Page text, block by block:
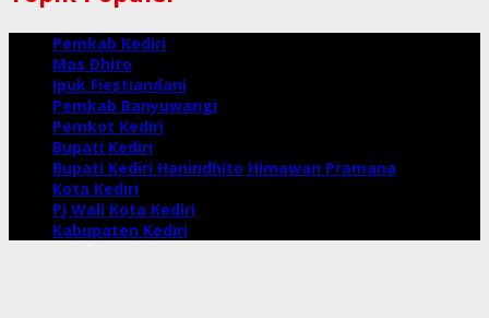
Pemkab Kediri
Mas Dhito
Ipuk Fiestiandani
Pemkab Banyuwangi
Pemkot Kediri
Bupati Kediri
Bupati Kediri Hanindhito Himawan Pramana
Kota Kediri
Pj Wali Kota Kediri
Kabupaten Kediri